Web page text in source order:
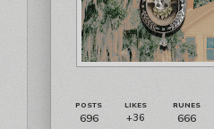
696 +36 666